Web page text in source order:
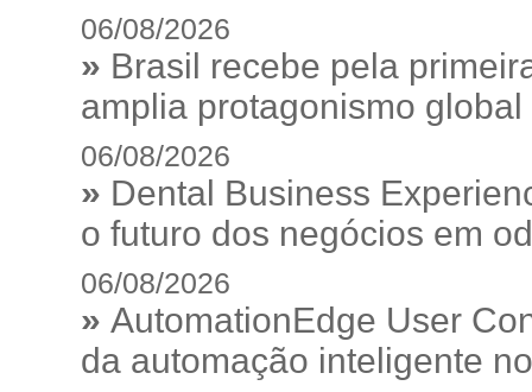
06/08/2026
» Brasil recebe pela
amplia protagonismo
06/08/2026
» Dental Business
o futuro dos negócios em
06/08/2026
» AutomationEdge User
da automação inteligente